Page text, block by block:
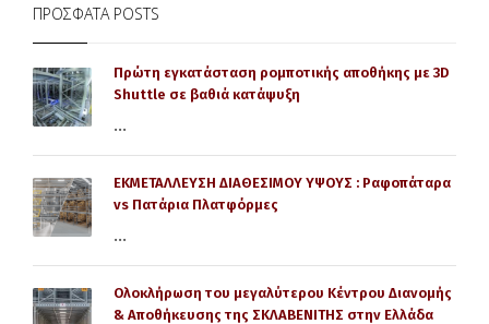
ΠΡΌΣΦΑΤΑ POSTS
Πρώτη εγκατάσταση ρομποτικής αποθήκης με 3D
Shuttle σε βαθιά κατάψυξη
...
ΕΚΜΕΤΑΛΛΕΥΣΗ ΔΙΑΘΕΣΙΜΟΥ ΥΨΟΥΣ : Ραφοπάταρα
vs Πατάρια Πλατφόρμες
...
Ολοκλήρωση του μεγαλύτερου Κέντρου Διανομής
& Αποθήκευσης της ΣΚΛΑΒΕΝΙΤΗΣ στην Ελλάδα